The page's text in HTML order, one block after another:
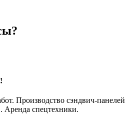
Производство сэндвич-панелей
Аренда спецтехники.